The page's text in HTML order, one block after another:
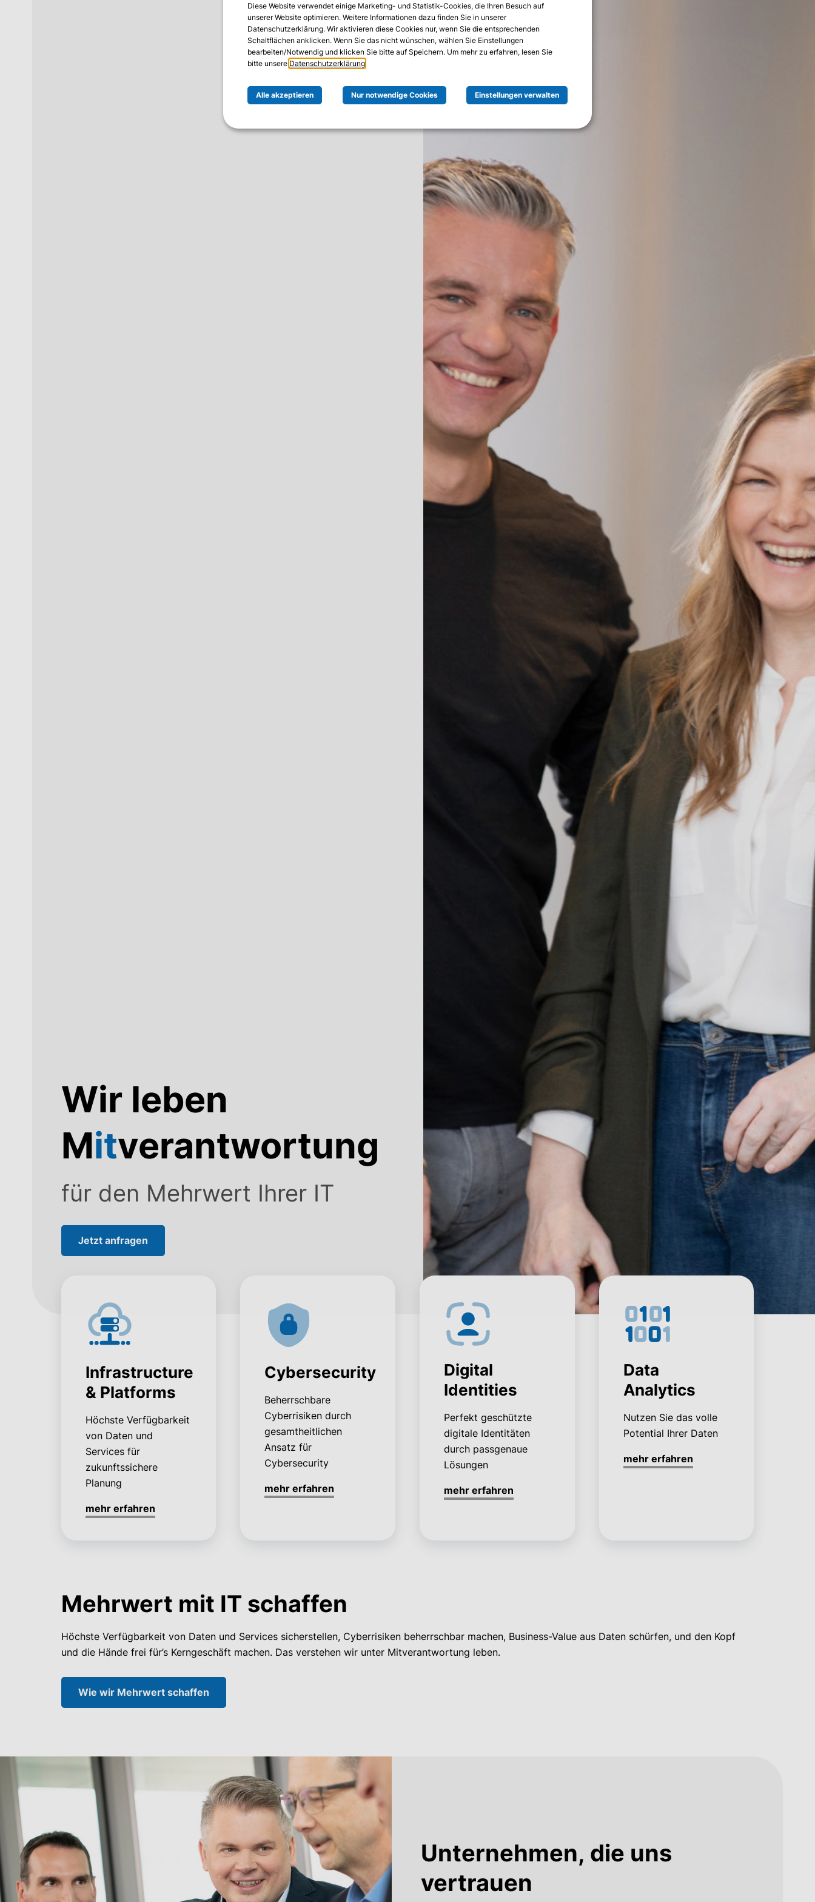
Wir leben
Mitverantwortung
für den Mehrwert Ihrer IT
Jetzt anfragen
Infrastructure
& Platforms
Höchste Verfügbarkeit
von Daten und
Services für
zukunftssichere
Planung
mehr erfahren
Cybersecurity
Beherrschbare
Cyberrisiken durch
gesamtheitlichen
Ansatz für
Cybersecurity
mehr erfahren
Digital
Identities
Perfekt geschützte
digitale Identitäten
durch passgenaue
Lösungen
mehr erfahren
Data
Analytics
Nutzen Sie das volle
Potential Ihrer Daten
mehr erfahren
Mehrwert mit IT schaffen
Höchste Verfügbarkeit von Daten und Services sicherstellen, Cyberrisiken beherrschbar machen, Business-Value aus Daten schürfen, und den Kopf
und die Hände frei für’s Kerngeschäft machen. Das verstehen wir unter Mitverantwortung leben.
Wie wir Mehrwert schaffen
Unternehmen, die uns
vertrauen
Diese Website verwendet einige Marketing- und Statistik-Cookies, die Ihren Besuch auf
unserer Website optimieren. Weitere Informationen dazu finden Sie in unserer
Datenschutzerklärung. Wir aktivieren diese Cookies nur, wenn Sie die entsprechenden
Schaltflächen anklicken. Wenn Sie das nicht wünschen, wählen Sie Einstellungen
bearbeiten/Notwendig und klicken Sie bitte auf Speichern. Um mehr zu erfahren, lesen Sie
bitte unsere Datenschutzerklärung
Alle akzeptieren Nur notwendige Cookies Einstellungen verwalten